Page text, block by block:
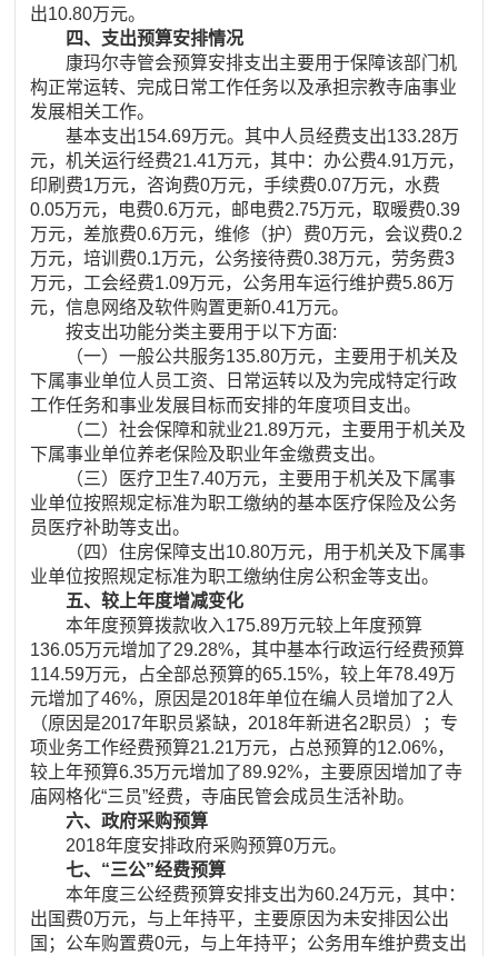
出10.80万元。
四、支出预算安排情况
康玛尔寺管会预算安排支出主要用于保障该部门机
构正常运转、完成日常工作任务以及承担宗教寺庙事业
发展相关工作。
基本支出154.69万元。其中人员经费支出133.28万
元，机关运行经费21.41万元，其中：办公费4.91万元，
印刷费1万元，咨询费0万元，手续费0.07万元，水费
0.05万元，电费0.6万元，邮电费2.75万元，取暖费0.39
万元，差旅费0.6万元，维修（护）费0万元，会议费0.2
万元，培训费0.1万元，公务接待费0.38万元，劳务费3
万元，工会经费1.09万元，公务用车运行维护费5.86万
元，信息网络及软件购置更新0.41万元。
按支出功能分类主要用于以下方面:
（一）一般公共服务135.80万元，主要用于机关及
下属事业单位人员工资、日常运转以及为完成特定行政
工作任务和事业发展目标而安排的年度项目支出。
（二）社会保障和就业21.89万元，主要用于机关及
下属事业单位养老保险及职业年金缴费支出。
（三）医疗卫生7.40万元，主要用于机关及下属事
业单位按照规定标准为职工缴纳的基本医疗保险及公务
员医疗补助等支出。
（四）住房保障支出10.80万元，用于机关及下属事
业单位按照规定标准为职工缴纳住房公积金等支出。
五、较上年度增减变化
本年度预算拨款收入175.89万元较上年度预算
136.05万元增加了29.28%，其中基本行政运行经费预算
114.59万元，占全部总预算的65.15%，较上年78.49万
元增加了46%，原因是2018年单位在编人员增加了2人
（原因是2017年职员紧缺，2018年新进名2职员）；专
项业务工作经费预算21.21万元，占总预算的12.06%，
较上年预算6.35万元增加了89.92%，主要原因增加了寺
庙网格化“三员”经费，寺庙民管会成员生活补助。
六、政府采购预算
2018年度安排政府采购预算0万元。
七、“三公”经费预算
本年度三公经费预算安排支出为60.24万元，其中：
出国费0万元，与上年持平，主要原因为未安排因公出
国；公车购置费0元，与上年持平；公务用车维护费支出